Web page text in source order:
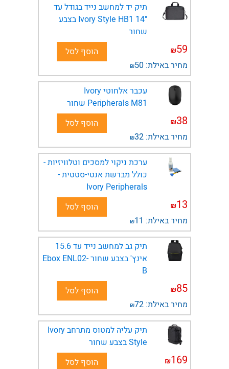
תיק יד למחשב נייד בגודל עד
"14 Ivory Style HB1 בצבע
שחור
59
₪
מחיר באילת: 50
₪
הוסף לסל
עכבר אלחוטי Ivory
Peripherals M81 שחור
38
₪
מחיר באילת: 32
₪
הוסף לסל
ערכת ניקוי למסכים וטלוויזיות -
כולל מברשת אנטי-סטטית -
Ivory Peripherals
13
₪
מחיר באילת: 11
₪
הוסף לסל
תיק גב למחשב נייד עד 15.6
אינץ' בצבע שחור Ebox ENL02-
B
85
₪
מחיר באילת: 72
₪
הוסף לסל
תיק עליה למטוס מתרחב Ivory
Style בצבע שחור
169
₪ הוסף לסל